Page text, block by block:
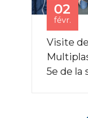
02
févr.
Visite
5e de la